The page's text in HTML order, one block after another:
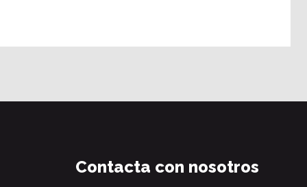
Contacta con nosotros